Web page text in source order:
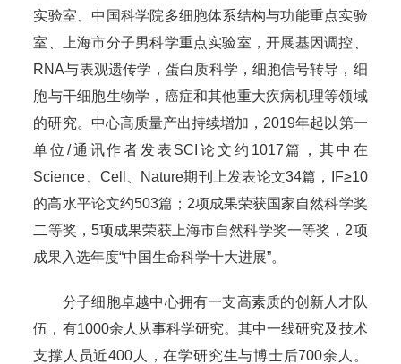
实验室、中国科学院多细胞体系结构与功能重点实验
室、上海市分子男科学重点实验室，开展基因调控、
RNA与表观遗传学，蛋白质科学，细胞信号转导，细
胞与干细胞生物学，癌症和其他重大疾病机理等领域
的研究。中心高质量产出持续增加，2019年起以第一
单位/通讯作者发表SCI论文约1017篇，其中在
Science、Cell、Nature期刊上发表论文34篇，IF≥10
的高水平论文约503篇；2项成果荣获国家自然科学奖
二等奖，5项成果荣获上海市自然科学奖一等奖，2项
成果入选年度“中国生命科学十大进展”。
分子细胞卓越中心拥有一支高素质的创新人才队
伍，有1000余人从事科学研究。其中一线研究及技术
支撑人员近400人，在学研究生与博士后700余人。